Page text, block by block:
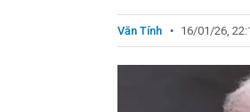
Văn Tính 16/01/26,